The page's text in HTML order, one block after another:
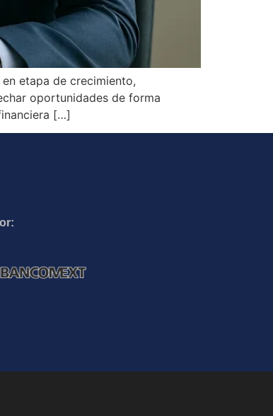
etapa de crecimiento,
oportunidades de forma
[…]